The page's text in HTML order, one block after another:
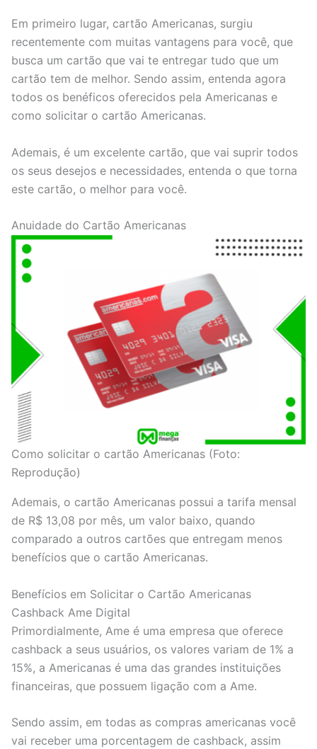
Em primeiro lugar, cartão Americanas, surgiu
recentemente com muitas vantagens para você, que
busca um cartão que vai te entregar tudo que um
cartão tem de melhor. Sendo assim, entenda agora
todos os benéficos oferecidos pela Americanas e
como solicitar o cartão Americanas.
Ademais, é um excelente cartão, que vai suprir todos
os seus desejos e necessidades, entenda o que torna
este cartão, o melhor para você.
Anuidade do Cartão Americanas
Como solicitar o cartão Americanas (Foto:
Reprodução)
Ademais, o cartão Americanas possui a tarifa mensal
de R$ 13,08 por mês, um valor baixo, quando
comparado a outros cartões que entregam menos
benefícios que o cartão Americanas.
Benefícios em Solicitar o Cartão Americanas
Cashback Ame Digital
Primordialmente, Ame é uma empresa que oferece
cashback a seus usuários, os valores variam de 1% a
15%, a Americanas é uma das grandes instituições
financeiras, que possuem ligação com a Ame.
Sendo assim, em todas as compras americanas você
vai receber uma porcentagem de cashback, assim